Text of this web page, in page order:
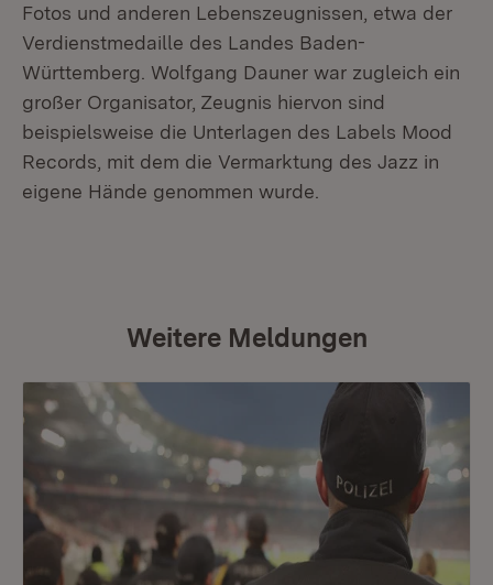
Fotos und anderen Lebenszeugnissen, etwa der
Verdienstmedaille des Landes Baden-
Württemberg. Wolfgang Dauner war zugleich ein
großer Organisator, Zeugnis hiervon sind
beispielsweise die Unterlagen des Labels Mood
Records, mit dem die Vermarktung des Jazz in
eigene Hände genommen wurde.
Weitere Meldungen